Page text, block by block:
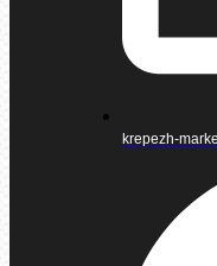
krepezh-